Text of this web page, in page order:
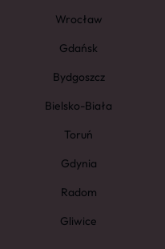
Wrocław
Gdańsk
Bydgoszcz
Bielsko-Biała
Toruń
Gdynia
Radom
Gliwice